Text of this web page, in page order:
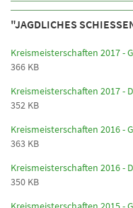
"JAGDLICHES
Kreismeisterschaften 2017 -
366 KB
Kreismeisterschaften 2017 -
352 KB
Kreismeisterschaften 2016 -
363 KB
Kreismeisterschaften 2016 -
350 KB